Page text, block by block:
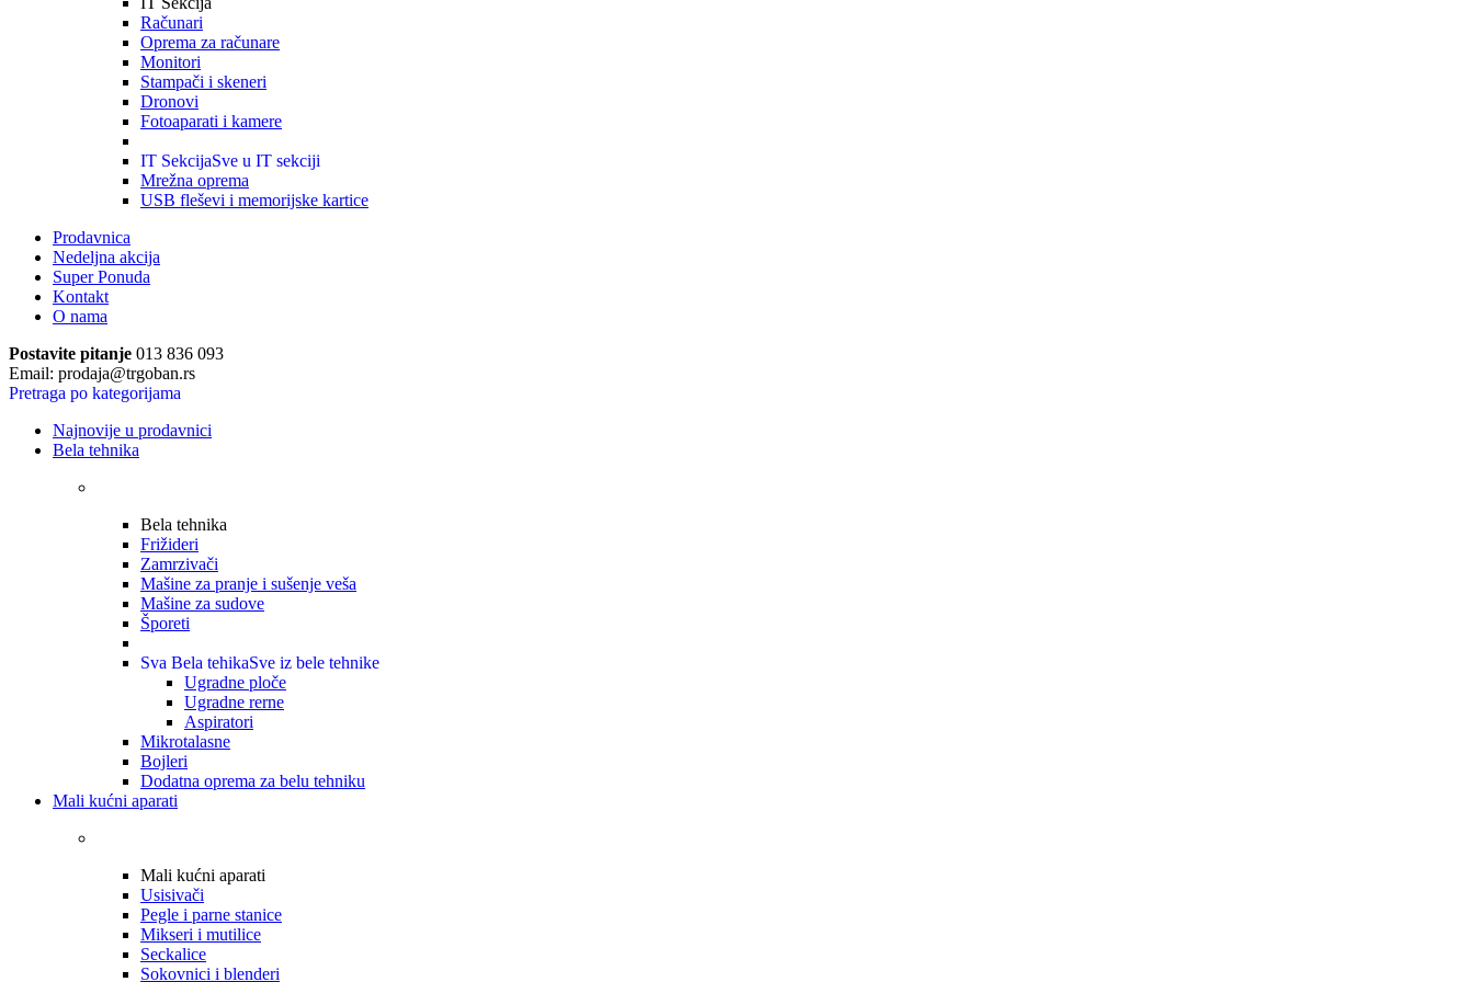
Računari
Oprema za računare
Monitori
Stampači i skeneri
Dronovi
Fotoaparati i kamere
IT SekcijaSve u IT sekciji
Mrežna oprema
USB fleševi i memorijske kartice
Prodavnica
Nedeljna akcija
Super Ponuda
Kontakt
O nama
Postavite pitanje 013 836 093
Email: prodaja@trgoban.rs
Pretraga po kategorijama
Najnovije u prodavnici
Bela tehnika
Bela tehnika
Frižideri
Zamrzivači
Mašine za pranje i sušenje veša
Mašine za sudove
Šporeti
Sva Bela tehikaSve iz bele tehnike
Ugradne ploče
Ugradne rerne
Aspiratori
Mikrotalasne
Bojleri
Dodatna oprema za belu tehniku
Mali kućni aparati
Mali kućni aparati
Usisivači
Pegle i parne stanice
Mikseri i mutilice
Seckalice
Sokovnici i blenderi